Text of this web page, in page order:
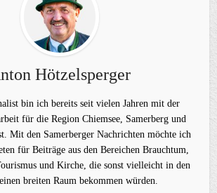
Hötzelsperger
bin ich bereits seit vielen Jahren mit der
für die Region Chiemsee, Samerberg und
Mit den Samerberger Nachrichten möchte ich
für Beiträge aus den Bereichen Brauchtum,
und Kirche, die sonst vielleicht in den
breiten Raum bekommen würden.